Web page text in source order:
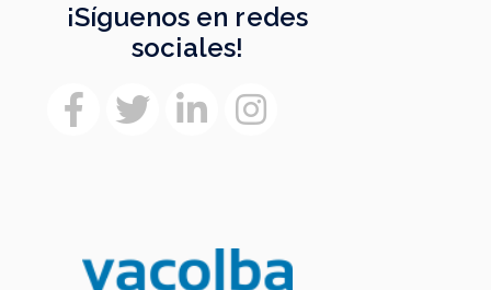
¡Síguenos en redes
sociales!